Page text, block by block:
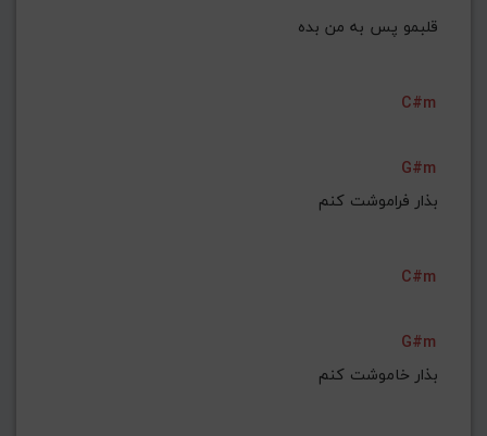
قلبمو پس به من بده
C#m
G#m
بذار فراموشت کنم
C#m
G#m
بذار خاموشت کنم